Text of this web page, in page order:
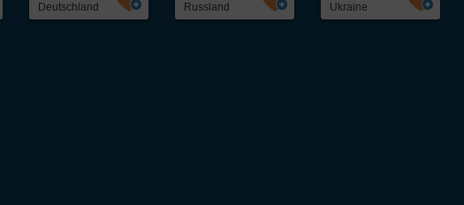
Deutschland
Russland
Ukraine